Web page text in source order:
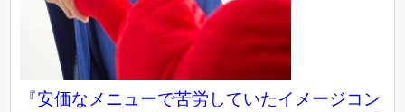
『安価なメニューで苦労していたイメージコン